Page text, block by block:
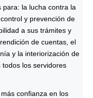
para: la lucha contra la
y prevención de
a sus trámites y
de cuentas, el
y la interiorización de
los servidores
confianza en los